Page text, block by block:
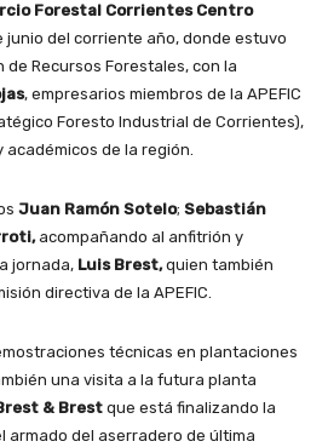
Forestal Corrientes Centro
junio del corriente año, donde estuvo
Recursos Forestales, con la
, empresarios miembros de la APEFIC
Foresto Industrial de Corrientes),
de la región.
Juan Ramón Sotelo; Sebastián
acompañando al anfitrión y
jornada, Luis Brest,quien también
directiva de la APEFIC.
técnicas en plantaciones
una visita a la futura planta
& Brest que está finalizando la
armado del aserradero de última